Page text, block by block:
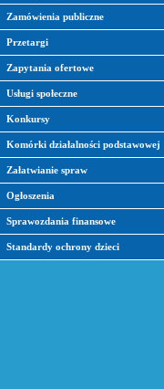
Zamówienia publiczne
Przetargi
Zapytania ofertowe
Usługi społeczne
Konkursy
Komórki działalności podstawowej
Załatwianie spraw
Ogłoszenia
Sprawozdania finansowe
Standardy ochrony dzieci